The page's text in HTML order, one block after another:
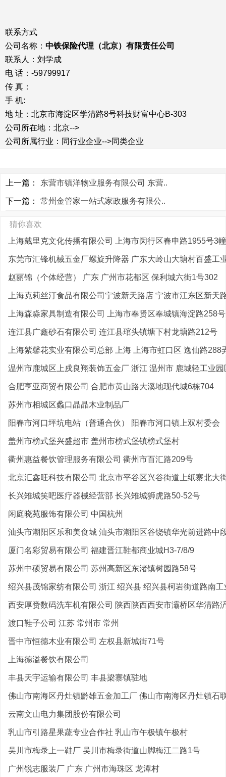
联系方式
公司名称： 中铁保险代理（北京）有限责任公司
联系人：刘学成
电 话：-59799917
传 真：
手 机:
地 址：北京市海淀区学清路8号科技财富中心B-303
公司所在地：北京-->
公司所属行业：同行业企业-->同类企业
上一篇： 东营市镇洋物业服务有限公司 东营..
下一篇： 常州金管家一站式家政服务有限公..
猜你喜欢
上海戴里克文化传播有限公司 上海市闵行区春申路1955号3
东莞市汇锋机械五金厂螺旋升降器 广东大岭山大塘村百盛工
赵丽锦（个体经营） 广东 广州市花都区 保利城六街1号302
上海克莉丝汀食品有限公司宁波新天路店 宁波市江东区新天
上海森淼家具制造有限公司 上海市奉贤区奉城镇海淀路258号
连江县广鑫砂石有限公司 连江县琯头镇塘下村龙塘路212号
上海紫馨花实业有限公司总部 上海 上海市虹口区 逸仙路288
温州市鹿城区上戍良翔装饰五金厂 浙江 温州市 鹿城轻工业园
合肥亨亚商贸有限公司 合肥市黄山路大溪地现代城6栋704
苏州市相城区蠡口晶晶木业制品厂
阳春市河口坪坑电站（普通合伙） 阳春市河口镇上双村委会
盖州市榜式堡兴盛超市 盖州市榜式堡镇榜式堡村
衢州惠益餐饮管理服务有限公司 衢州市百汇路209号
北京汇鑫旺科技有限公司 北京市平谷区兴谷街道上纸寨北大
长兴雉城笑吧医疗器械经营部 长兴雉城狮虎路50-52号
闲庭晓苑服饰有限公司 中国杭州
汕头市潮阳区乐和美食城 汕头市潮阳区谷饶镇华光前进路中
厦门名彩贸易有限公司 福建晋江鞋都商业城H3-7/8/9
苏州中硕贸易有限公司 苏州高新区东渚镇树园路58号
绍兴县茂锦家纺有限公司 浙江 绍兴县 绍兴县柯岩街道路南工
西安厚赉数码洗车机有限公司 陕西陕西西安市灞桥区华清路
渡口鞋子公司 江苏 常州市 常州
晋中市恒德木业有限公司 左权县新城街71号
上海德溢餐饮有限公司
丰县天宇运输有限公司 丰县梁寨镇驻地
佛山市南海区丹灶镇黔雄五金加工厂 佛山市南海区丹灶镇石
云南文山电力集团股份有限公司
乳山市引路星果蔬专业合作社 乳山市午极镇午极村
吴川市梅录上一鞋厂 吴川市梅录街道山脚梅江二路1号
广州锐志服装厂 广东 广州市海珠区 龙潭村